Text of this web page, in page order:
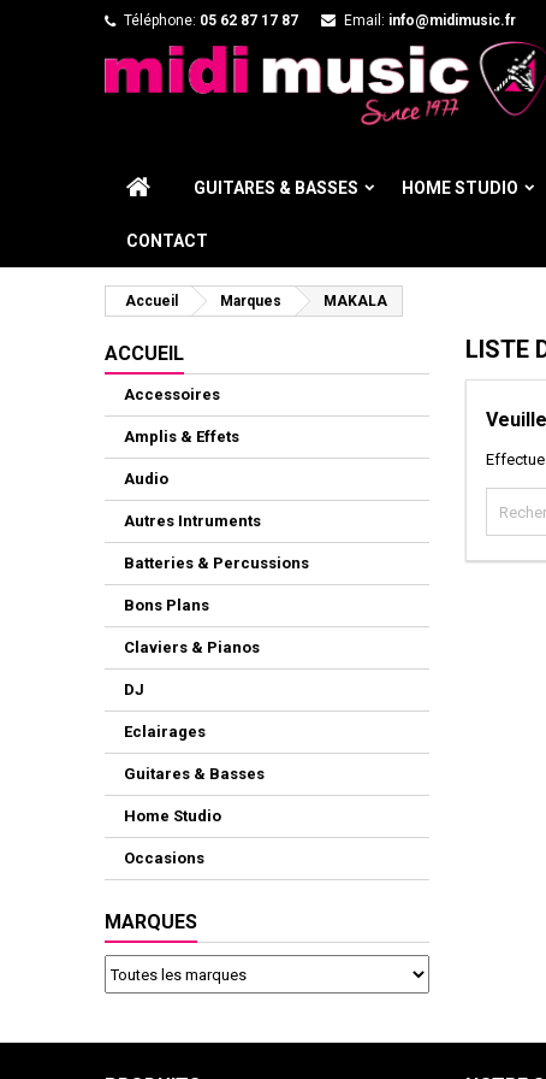
Téléphone: 05 62 87 17 87 Email: info@midimusic.fr
GUITARES & BASSES HOME STUDIO
CONTACT
Accueil Marques MAKALA
ACCUEIL
Accessoires
Amplis & Effets
Audio
Autres Intruments
Batteries & Percussions
Bons Plans
Claviers & Pianos
DJ
Eclairages
Guitares & Basses
Home Studio
Occasions
MARQUES
LISTE